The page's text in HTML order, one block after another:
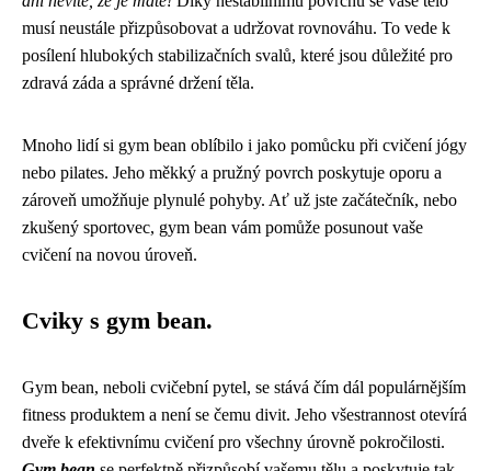
musí neustále přizpůsobovat a udržovat rovnováhu. To vede k
posílení hlubokých stabilizačních svalů, které jsou důležité pro
zdravá záda a správné držení těla.
Mnoho lidí si gym bean oblíbilo i jako pomůcku při cvičení jógy
nebo pilates. Jeho měkký a pružný povrch poskytuje oporu a
zároveň umožňuje plynulé pohyby. Ať už jste začátečník, nebo
zkušený sportovec, gym bean vám pomůže posunout vaše
cvičení na novou úroveň.
Cviky s gym bean.
Gym bean, neboli cvičební pytel, se stává čím dál populárnějším
fitness produktem a není se čemu divit. Jeho všestrannost otevírá
dveře k efektivnímu cvičení pro všechny úrovně pokročilosti.